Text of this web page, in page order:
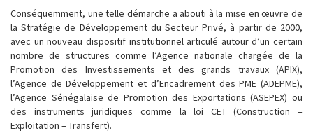
Conséquemment, une telle démarche a abouti à la mise en œuvre de
la Stratégie de Développement du Secteur Privé, à partir de 2000,
avec un nouveau dispositif institutionnel articulé autour d’un certain
nombre de structures comme l’Agence nationale chargée de la
Promotion des Investissements et des grands travaux (APIX),
l’Agence de Développement et d’Encadrement des PME (ADEPME),
l’Agence Sénégalaise de Promotion des Exportations (ASEPEX) ou
des instruments juridiques comme la loi CET (Construction –
Exploitation – Transfert).